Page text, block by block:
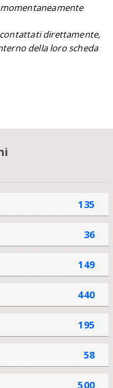
direttamente,
della loro scheda
135
36
149
440
195
58
500